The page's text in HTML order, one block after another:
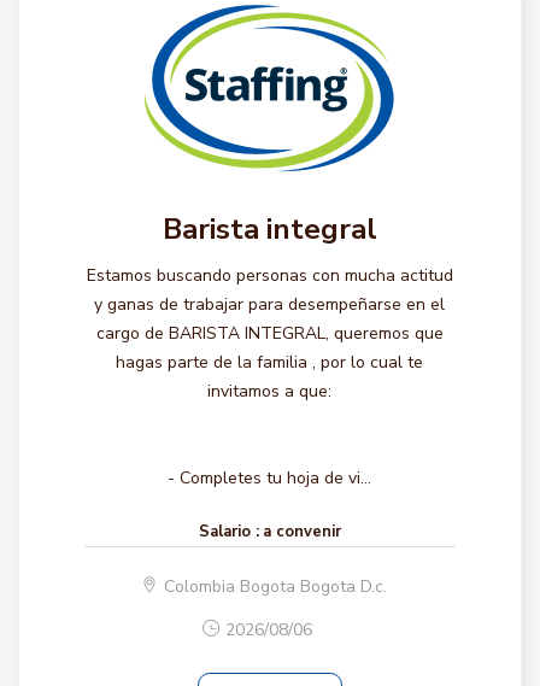
Barista integral
Estamos buscando personas con mucha actitud
y ganas de trabajar para desempeñarse en el
cargo de BARISTA INTEGRAL, queremos que
hagas parte de la familia , por lo cual te
invitamos a que:
- Completes tu hoja de vi...
Salario : a convenir
Colombia Bogota Bogota D.c.
2026/08/06